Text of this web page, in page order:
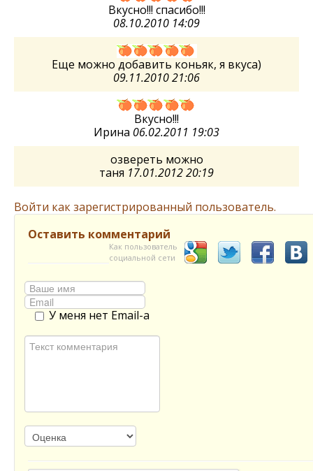
Вкусно!!! спасибо!!!
08.10.2010 14:09
Еще можно добавить коньяк, я вкуса)
09.11.2010 21:06
Вкусно!!!
Ирина 06.02.2011 19:03
озвереть можно
таня 17.01.2012 20:19
Войти как зарегистрированный пользователь.
Оставить комментарий
Как пользователь
социальной сети
У меня нет Email-а